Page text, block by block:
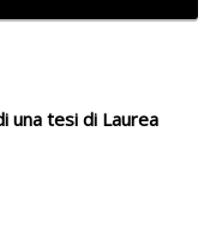
una tesi di Laurea